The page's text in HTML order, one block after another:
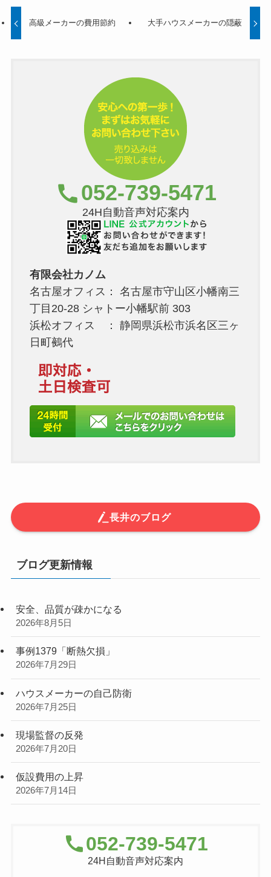
高級メーカーの費用節約 大手ハウスメーカーの隠蔽
052-739-5471
24H自動音声対応案内
有限会社カノム
名古屋オフィス： 名古屋市守山区小幡南三
丁目20-28 シャトー小幡駅前 303
浜松オフィス ： 静岡県浜松市浜名区三ヶ
日町鵺代
長井のブログ
ブログ更新情報
安全、品質が疎かになる
2026年8月5日
事例1379「断熱欠損」
2026年7月29日
ハウスメーカーの自己防衛
2026年7月25日
現場監督の反発
2026年7月20日
仮設費用の上昇
2026年7月14日
052-739-5471
24H自動音声対応案内